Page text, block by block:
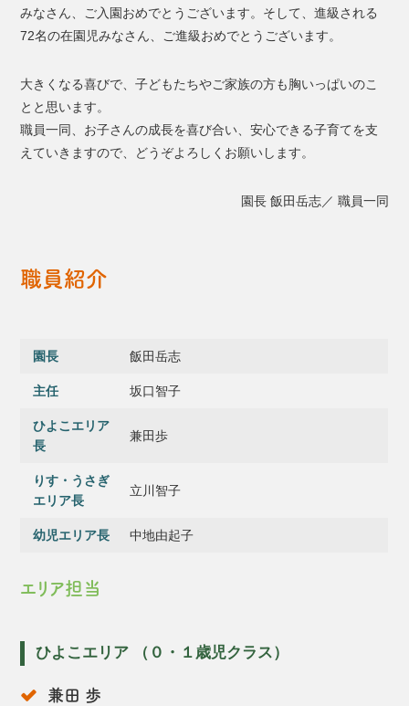
みなさん、ご入園おめでとうございます。そして、進級される
72名の在園児みなさん、ご進級おめでとうございます。
大きくなる喜びで、子どもたちやご家族の方も胸いっぱいのこ
とと思います。
職員一同、お子さんの成長を喜び合い、安心できる子育てを支
えていきますので、どうぞよろしくお願いします。
園長 飯田岳志／ 職員一同
職員紹介
園長 飯田岳志
主任 坂口智子
ひよこエリア
長
兼田歩
りす・うさぎ
エリア長
立川智子
幼児エリア長 中地由起子
エリア担当
ひよこエリア （０・１歳児クラス）
兼田 歩